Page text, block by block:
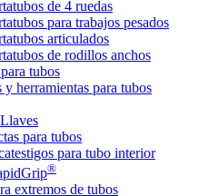
de 4 ruedas
para trabajos pesados
articulados
de rodillos anchos
tubos
herramientas para tubos
para tubos
para tubo interior
®
extremos de tubos